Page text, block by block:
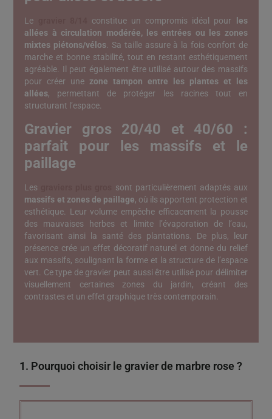
Le constitue un compromis idéal pour
les
allées à circulation modérée, les entrées ou les zones
mixtes piétons/vélos . Sa taille assure à la fois confort de
marche et bonne stabilité, tout en restant esthétiquement
agréable. Il peut également être utilisé autour des massifs
pour créer une zone tampon entre les plantes et les
allées, permettant de protéger les racines tout en
structurant l’espace.
Gravier gros 20/40 et 40/60 :
parfait pour les massifs et le
paillage
Les
sont particulièrement adaptés aux
massifs et zones de paillage, où ils apportent protection et
esthétique. Leur volume empêche efficacement la pousse
des mauvaises herbes et limite l’évaporation de l’eau,
favorisant ainsi la santé des plantations. De plus, leur
présence crée un effet décoratif naturel et donne du relief
aux massifs, soulignant la forme et la structure de l’espace
vert. Ce type de gravier peut aussi être utilisé pour délimiter
visuellement certaines zones du jardin, créant des
contrastes et un effet graphique très contemporain.
1. Pourquoi choisir le gravier de marbre rose ?